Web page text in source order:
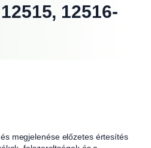
12516-
megjelenése előzetes értesítés